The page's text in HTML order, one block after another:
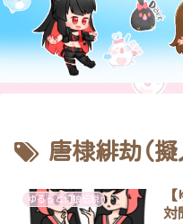
唐棣緋劫(
ゆるっと幻狼伝説
対